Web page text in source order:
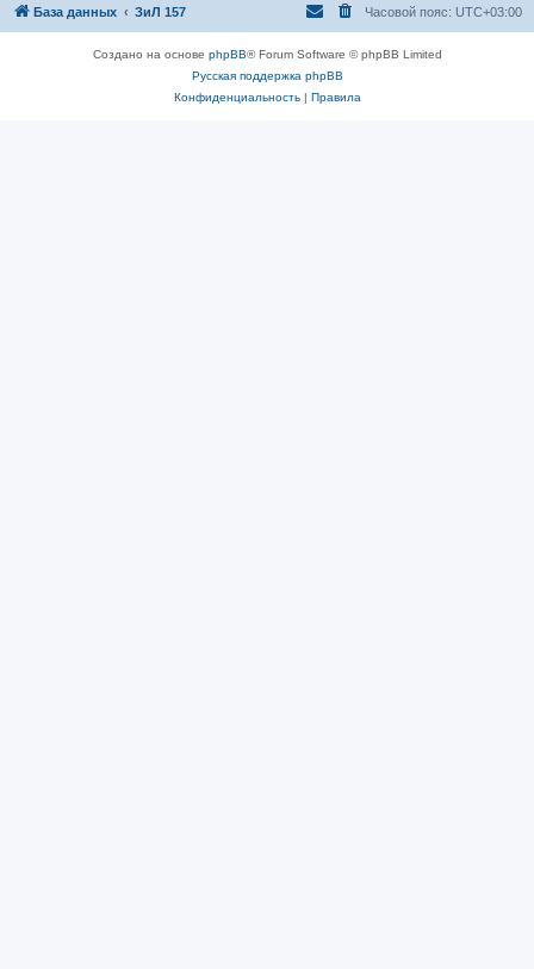
База данных ЗиЛ 157 Часовой пояс: UTC+03:00
Создано на основе phpBB® Forum Software © phpBB Limited
Русская поддержка phpBB
Конфиденциальность| Правила